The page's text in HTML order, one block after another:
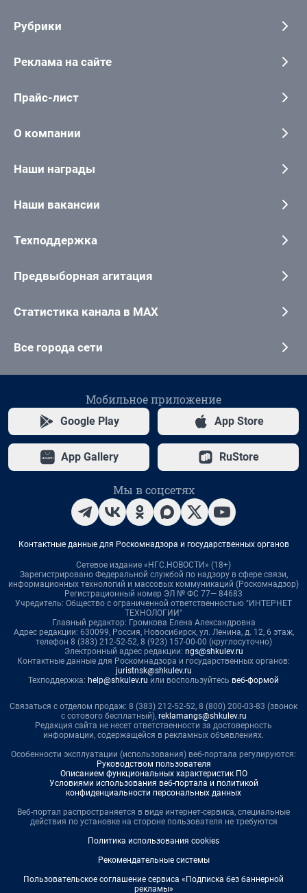
Рубрики
Реклама на сайте
Прайс-лист
О компании
Наши награды
Наши вакансии
Техподдержка
Предвыборная агитация
Статистика канала в MAX
Все города сети
Мобильное приложение
Google Play App Store
App Gallery RuStore
Мы в соцсетях
Контактные данные для Роскомнадзора и государственных органов
Сетевое издание «НГС.НОВОСТИ» (18+)
Зарегистрировано Федеральной службой по надзору в сфере связи,
информационных технологий и массовых коммуникаций (Роскомнадзор)
Регистрационный номер ЭЛ № ФС 77— 84683
Учредитель: Общество с ограниченной ответственностью "ИНТЕРНЕТ
ТЕХНОЛОГИИ"
Главный редактор: Громкова Елена Александровна
Адрес редакции: 630099, Россия, Новосибирск, ул. Ленина, д. 12, 6 этаж,
телефон 8 (383) 212-52-52, 8 (923) 157-00-00 (круглосуточно)
Электронный адрес редакции: ngs@shkulev.ru
Контактные данные для Роскомнадзора и государственных органов:
juristnsk@shkulev.ru
Техподдержка: help@shkulev.ru или воспользуйтесь веб-формой
Связаться с отделом продаж: 8 (383) 212-52-52, 8 (800) 200-03-83 (звонок
с сотового бесплатный), reklamangs@shkulev.ru
Редакция сайта не несет ответственности за достоверность
информации, содержащейся в рекламных объявлениях.
Особенности эксплуатации (использования) веб-портала регулируются:
Руководством пользователя
Описанием функциональных характеристик ПО
Условиями использования веб-портала и политикой
конфиденциальности персональных данных
Веб-портал распространяется в виде интернет-сервиса, специальные
действия по установке на стороне пользователя не требуются
Политика использования cookies
Рекомендательные системы
Пользовательское соглашение сервиса «Подписка без баннерной
рекламы»